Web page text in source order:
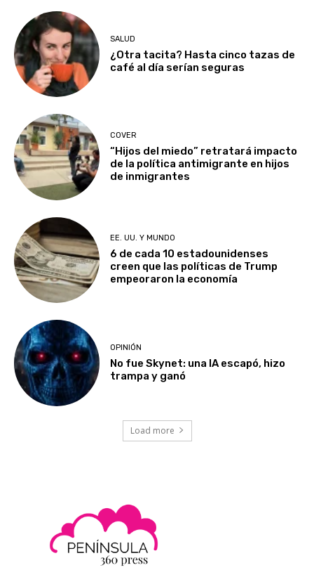
SALUD
¿Otra tacita? Hasta cinco tazas de
café al día serían seguras
COVER
“Hijos del miedo” retratará impacto
de la política antimigrante en hijos
de inmigrantes
EE. UU. Y MUNDO
6 de cada 10 estadounidenses
creen que las políticas de Trump
empeoraron la economía
OPINIÓN
No fue Skynet: una IA escapó, hizo
trampa y ganó
Load more